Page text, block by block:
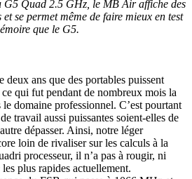
G5 Quad 2.5 GHz, le MB Air affiche des
se permet même de faire mieux en test
que le G5.
deux ans que des portables puissent
qui fut pendant de nombreux mois la
domaine professionnel. C’est pourtant
travail aussi puissantes soient-elles de
dépasser. Ainsi, notre léger
loin de rivaliser sur les calculs à la
processeur, il n’a pas à rougir, ni
plus rapides actuellement.